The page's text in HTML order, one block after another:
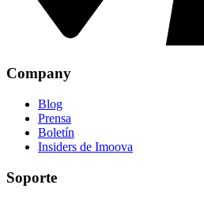
Company
Blog
Prensa
Boletín
Insiders de Imoova
Soporte